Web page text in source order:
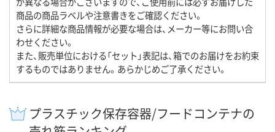
商品の商品ラベルや注意書きをご確認ください。
さらに詳細な商品情報が必要な場合は、メーカー等にお問い合
わせください。
また、販売単位における「セット」表記は、箱でのお届けをお約束
するものではありません。あらかじめご了承ください。
プラスチック保存容器/フードコンテナの